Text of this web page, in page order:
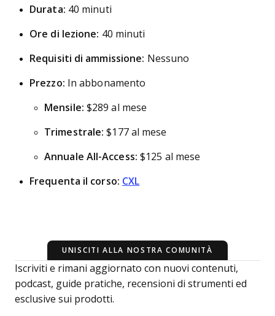
Durata: 40 minuti
Ore di lezione: 40 minuti
Requisiti di ammissione: Nessuno
Prezzo: In abbonamento
Mensile: $289 al mese
Trimestrale: $177 al mese
Annuale All-Access: $125 al mese
Frequenta il corso: CXL
UNISCITI ALLA NOSTRA COMUNITÀ
Iscriviti e rimani aggiornato con nuovi contenuti,
podcast, guide pratiche, recensioni di strumenti ed
esclusive sui prodotti.